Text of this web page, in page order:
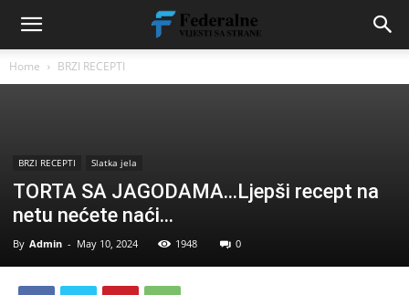
Home BRZI RECEPTI
BRZI RECEPTI Slatka jela
TORTA SA JAGODAMA…Ljepši recept na
netu nećete naći…
By Admin - May 10, 2024 1948 0